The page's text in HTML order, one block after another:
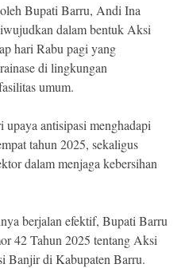
Bupati Barru, Andi Ina
dalam bentuk Aksi
hari Rabu pagi yang
di lingkungan
umum.
antisipasi menghadapi
tahun 2025, sekaligus
dalam menjaga kebersihan
berjalan efektif, Bupati Barru
42 Tahun 2025 tentang Aksi
Banjir di Kabupaten Barru.